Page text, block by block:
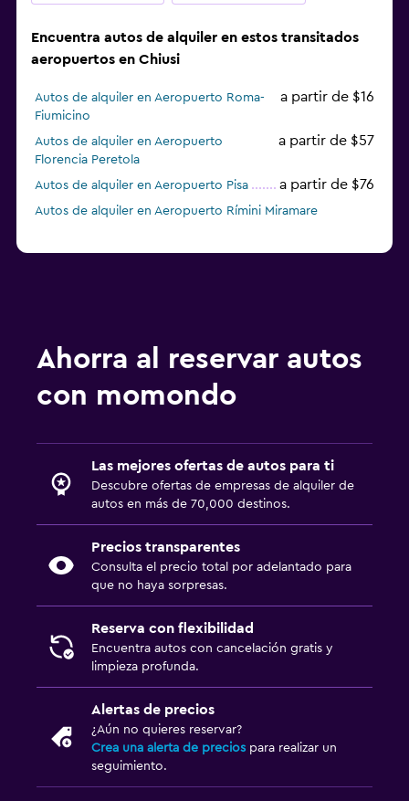
Encuentra autos de alquiler en estos transitados
aeropuertos en Chiusi
Autos de alquiler en Aeropuerto Roma-
Fiumicino
a partir de $16
Autos de alquiler en Aeropuerto
Florencia Peretola
a partir de $57
Autos de alquiler en Aeropuerto Pisa a partir de $76
Autos de alquiler en Aeropuerto Rímini Miramare
Ahorra al reservar autos
con momondo
Las mejores ofertas de autos para ti
Descubre ofertas de empresas de alquiler de
autos en más de 70,000 destinos.
Precios transparentes
Consulta el precio total por adelantado para
que no haya sorpresas.
Reserva con flexibilidad
Encuentra autos con cancelación gratis y
limpieza profunda.
Alertas de precios
¿Aún no quieres reservar?
Crea una alerta de precios para realizar un
seguimiento.